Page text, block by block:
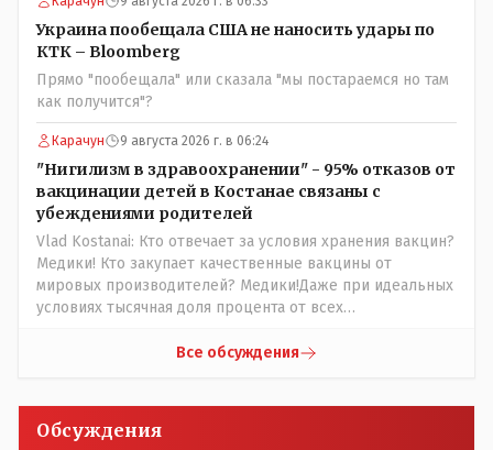
некоторых вопросах внутренней политики, и тогда
Назарбай волевым Указом РАСПУСТИЛ этот бунтарский
состав. Имя - Серикболсын Абдильдин вам знакомо -
юывший секретарь ЦК КП Казахстана , впоследствии -
депутат Верховного Совета и Мажлиса и Председатель
партии коммунстов- он в то время и после и причём
НЕОДНОКРАТНО, указывал и многократно на недостатки
Назарбая и предлагал ему самому ДОБРОВОЛЬНО уйти с
поста Президента.
Украина пообещала США не наносить удары по
КТК – Bloomberg
Прямо "пообещала" или сказала "мы постараемся но там
как получится"?
Карачун 9 августа 2026 г. в 06:24
"Нигилизм в здравоохранении" - 95% отказов от
вакцинации детей в Костанае связаны с
убеждениями родителей
Vlad Kostanai: Кто отвечает за условия хранения вакцин?
Медики! Кто закупает качественные вакцины от
мировых производителей? Медики!Даже при идеальных
условиях тысячная доля процента от всех
прививки. Бумага нужна как защита от дол.....бов не
люди и отказываются и я в том числе своих не
прививал.Лично я вам и тем другим людям благодарен.
Все обсуждения
Обсуждения